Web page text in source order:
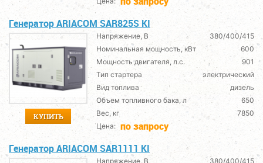
Генератор ARIACOM SAR825S KI
КУПИТЬ
Напряжение, В
380/400/415
Номинальная мощность, кВт
600
Мощность двигателя, л.с.
901
Тип стартера
электрический
Вид топлива
дизель
Объем топливного бака, л
650
Вес, кг
7850
Цена: по запросу
Генератор ARIACOM SAR1111 KI
Напряжение, В
380/400/415